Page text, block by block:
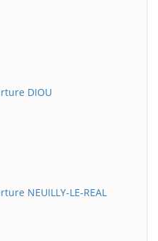
DIOU
NEUILLY-LE-REAL